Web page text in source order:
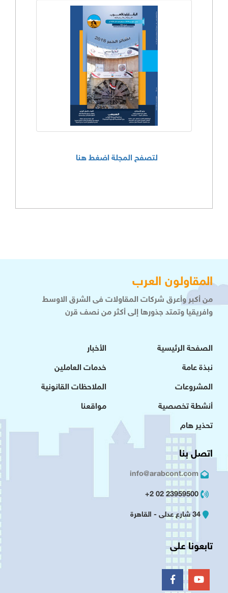
لتصفح المجلة اضغط هنا
المقاولون العرب
من أكبر وأعرق شركات المقاولات فى الشرق الاوسط
وافريقيا وتمتد جذورها إلى أكثر من نصف قرن
الصفحة الرئيسية
نبذة عامة
المشروعات
أنشطة تخصصية
تحذير هام
الأخبار
خدمات العاملين
الملاحظات القانونية
مواقعنا
اتصل بنا
info@arabcont.com
23959500 02 2+
34 شارع عدلى - القاهرة
تابعونا على